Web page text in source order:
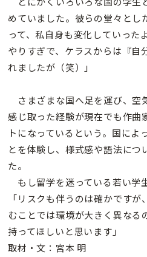
めていました。彼らの堂々とし
って、私自身も変化していった
やりすぎで、ケラスからは『自
れましたが（笑）」
さまざまな国へ足を運び、空
感じ取った経験が現在でも作曲
トになっているという。国によ
とを体験し、様式感や語法につ
た。
もし留学を迷っている若い学
「リスクも伴うのは確かです
むことでは環境が大きく異なる
持ってほしいと思います」
取材・文：宮本 明